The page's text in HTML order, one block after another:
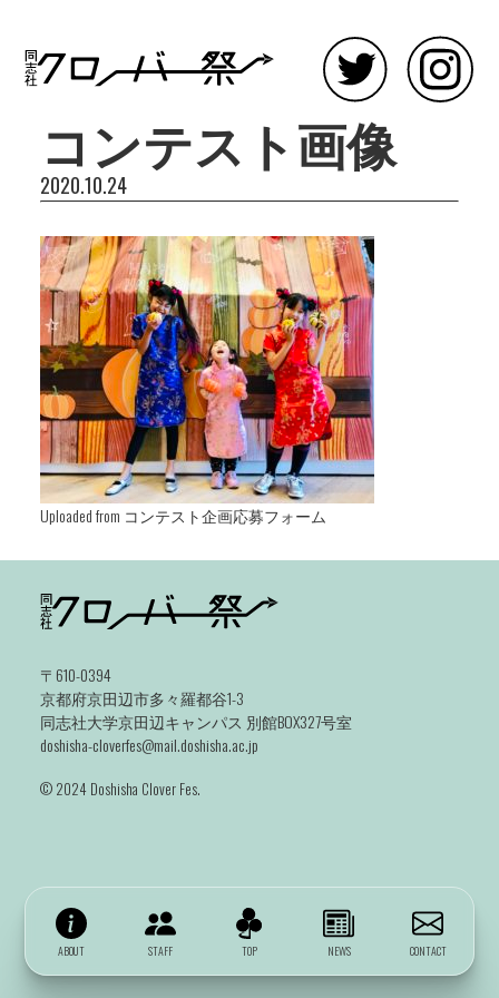
コンテスト画像
2020.10.24
Uploaded from コンテスト企画応募フォーム
ABOUT STAFF TOP NEWS CONTACT
〒610-0394
京都府京田辺市多々羅都谷1-3
同志社大学京田辺キャンパス 別館BOX327号室
doshisha-cloverfes@mail.doshisha.ac.jp
©️ 2024 Doshisha Clover Fes.